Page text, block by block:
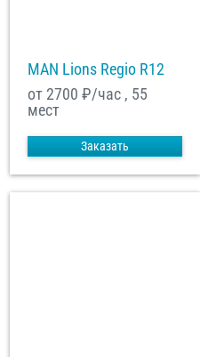
MAN Lions Regio R12
от 2700 ₽/час , 55
мест
Заказать